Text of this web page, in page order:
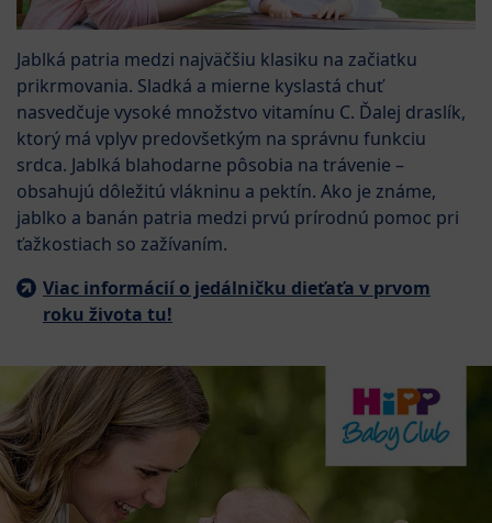
Jablká patria medzi najväčšiu klasiku na začiatku
prikrmovania. Sladká a mierne kyslastá chuť
nasvedčuje vysoké množstvo vitamínu C. Ďalej draslík,
ktorý má vplyv predovšetkým na správnu funkciu
srdca. Jablká blahodarne pôsobia na trávenie –
obsahujú dôležitú vlákninu a pektín. Ako je známe,
jablko a banán patria medzi prvú prírodnú pomoc pri
ťažkostiach so zažívaním.
Viac informácií o jedálničku dieťaťa v prvom
roku života tu!